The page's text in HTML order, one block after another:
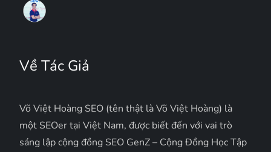
Về Tác Giả
Võ Việt Hoàng SEO (tên thật là Võ Việt Hoàng) là
một SEOer tại Việt Nam, được biết đến với vai trò
sáng lập cộng đồng SEO GenZ – Cộng Đồng Học Tập